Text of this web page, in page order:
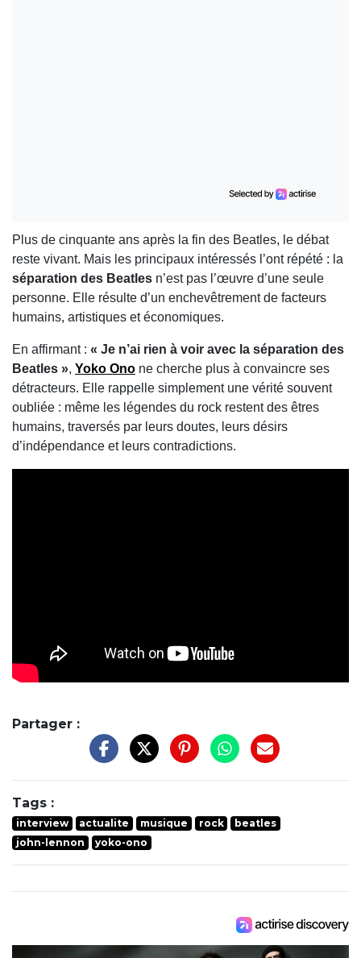
Plus de cinquante ans après la fin des Beatles, le débat
reste vivant. Mais les principaux intéressés l’ont répété : la
séparation des Beatles n’est pas l’œuvre d’une seule
personne. Elle résulte d’un enchevêtrement de facteurs
humains, artistiques et économiques.
En affirmant : « Je n’ai rien à voir avec la séparation des
Beatles », Yoko Ono ne cherche plus à convaincre ses
détracteurs. Elle rappelle simplement une vérité souvent
oubliée : même les légendes du rock restent des êtres
humains, traversés par leurs doutes, leurs désirs
d’indépendance et leurs contradictions.
Partager :
Tags :
interview actualite musique rock
beatles
john-lennon
yoko-ono